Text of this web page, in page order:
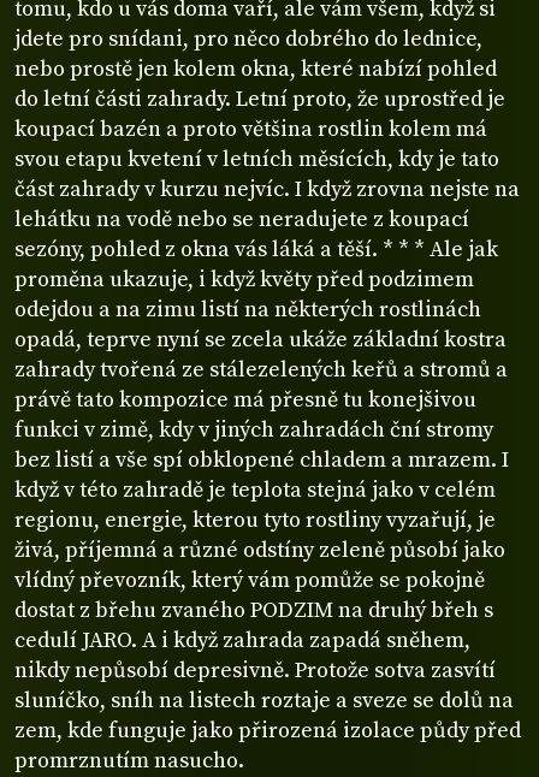
tomu, kdo u vás doma vaří, ale vám všem, když si
jdete pro snídani, pro něco dobrého do lednice,
nebo prostě jen kolem okna, které nabízí pohled
do letní části zahrady. Letní proto, že uprostřed je
koupací bazén a proto většina rostlin kolem má
svou etapu kvetení v letních měsících, kdy je tato
část zahrady v kurzu nejvíc. I když zrovna nejste na
lehátku na vodě nebo se neradujete z koupací
sezóny, pohled z okna vás láká a těší. * * * Ale jak
proměna ukazuje, i když květy před podzimem
odejdou a na zimu listí na některých rostlinách
opadá, teprve nyní se zcela ukáže základní kostra
zahrady tvořená ze stálezelených keřů a stromů a
právě tato kompozice má přesně tu konejšivou
funkci v zimě, kdy v jiných zahradách ční stromy
bez listí a vše spí obklopené chladem a mrazem. I
když v této zahradě je teplota stejná jako v celém
regionu, energie, kterou tyto rostliny vyzařují, je
živá, příjemná a různé odstíny zeleně působí jako
vlídný převozník, který vám pomůže se pokojně
dostat z břehu zvaného PODZIM na druhý břeh s
cedulí JARO. A i když zahrada zapadá sněhem,
nikdy nepůsobí depresivně. Protože sotva zasvítí
sluníčko, sníh na listech roztaje a sveze se dolů na
zem, kde funguje jako přirozená izolace půdy před
promrznutím nasucho.